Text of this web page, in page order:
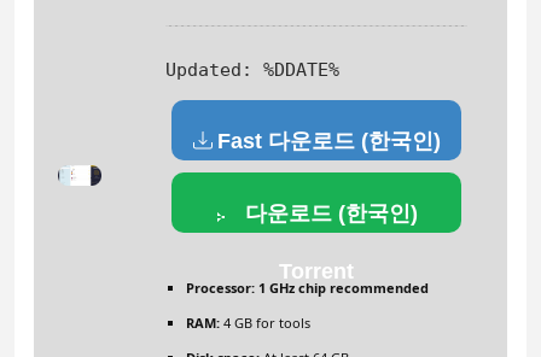
Updated: %DDATE%
Fast 다운로드 (한국인)
다운로드 (한국인)
Torrent
Processor: 1 GHz chip recommended
RAM: 4 GB for tools